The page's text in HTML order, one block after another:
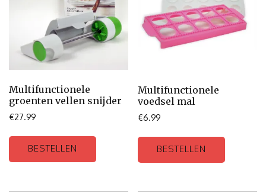
Multifunctionele
groenten vellen snijder
€27.99
BESTELLEN
Multifunctionele
voedsel mal
€6.99
BESTELLEN